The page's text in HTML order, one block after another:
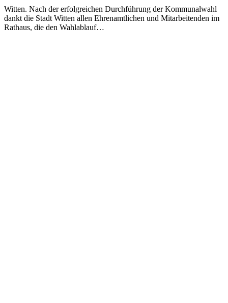
Witten. Nach der erfolgreichen Durchführung der Kommunalwahl
dankt die Stadt Witten allen Ehrenamtlichen und Mitarbeitenden im
Rathaus, die den Wahlablauf…